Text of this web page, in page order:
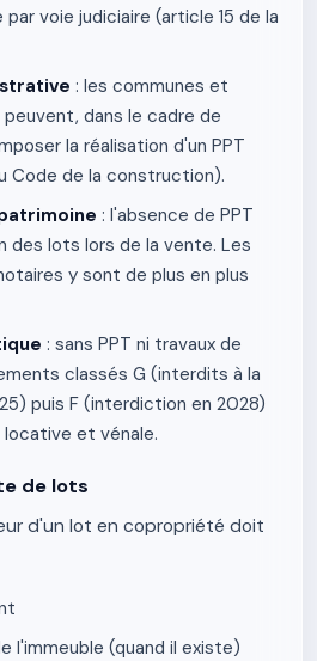
voie judiciaire (article 15 de la
: les communes et
dans le cadre de
la réalisation d'un PPT
Code de la construction).
: l'absence de PPT
des lots lors de la vente. Les
y sont de plus en plus
: sans PPT ni travaux de
classés G (interdits à la
puis F (interdiction en 2028)
et vénale.
de lots
d'un lot en copropriété doit
l'immeuble (quand il existe)